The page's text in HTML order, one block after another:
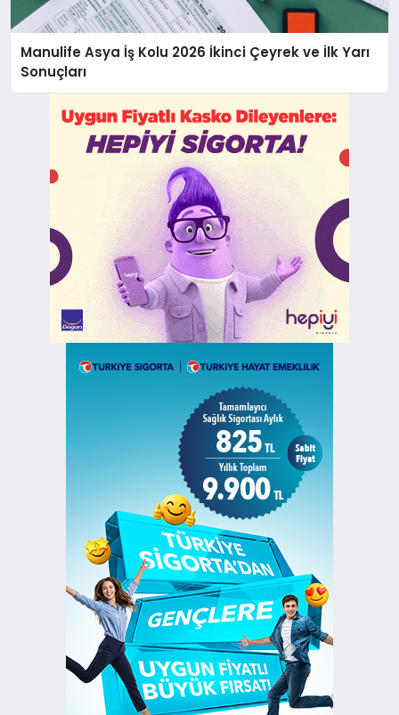
Manulife Asya İş Kolu 2026 İkinci Çeyrek ve İlk Yarı
Sonuçları